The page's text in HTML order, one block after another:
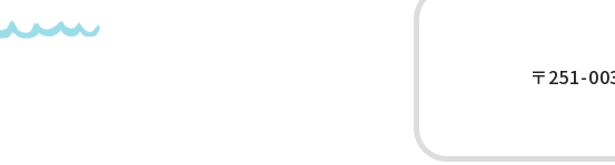
〒251-